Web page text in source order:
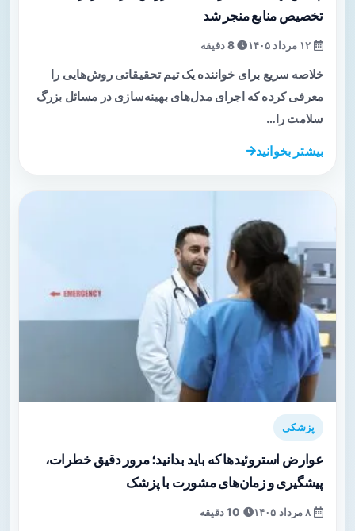
تخصیص منابع منجر شد
8 دقیقه
خلاصه سریع برای خواننده یک تیم تحقیقاتی روش‌هایی را
معرفی کرده که اجرای مدل‌های بهینه‌سازی در مسائل بزرگ
سلامت را…
بیشتر بخوانید
پزشکی
عوارض استروئیدها که باید بدانید؛ مرور دقیق خطرات،
پیشگیری و زمان‌های مشورت با پزشک